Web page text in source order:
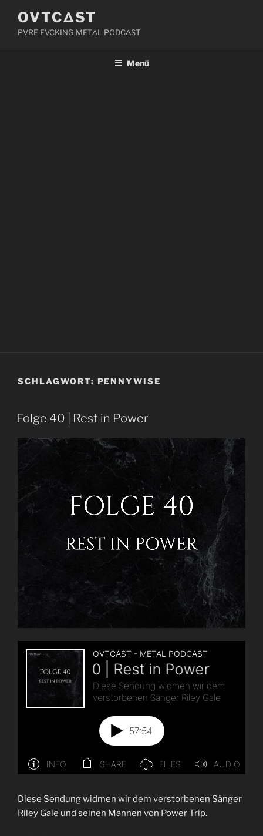
Inhalt
springen
OVTCΔST
PVRE FVCKING METΔL PODCΔST
Menü
SCHLAGWORT: PENNYWISE
Folge 40 | Rest in Power
Diese Sendung widmen wir dem verstorbenen Sänger
Riley Gale und seinen Mannen von Power Trip.